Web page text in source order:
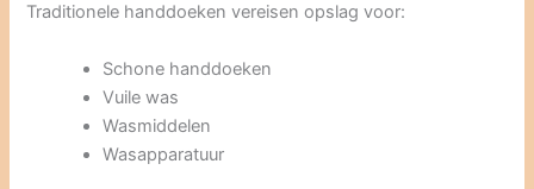
Traditionele handdoeken vereisen opslag voor:
Schone handdoeken
Vuile was
Wasmiddelen
Wasapparatuur